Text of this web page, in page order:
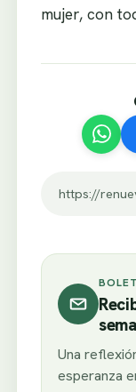
mujer, con
Una
esperanza